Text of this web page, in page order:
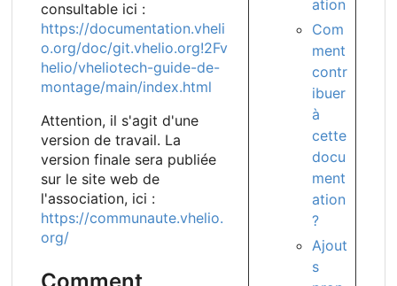
ation
Com
ment
contr
ibuer
à
cette
docu
ment
ation
?
Ajout
s
consultable ici :
https://documentation.vheli
o.org/doc/git.vhelio.org!2Fv
helio/vheliotech-guide-de-
montage/main/index.html
Attention, il s'agit d'une
version de travail. La
version finale sera publiée
sur le site web de
l'association, ici :
https://communaute.vhelio.
org/